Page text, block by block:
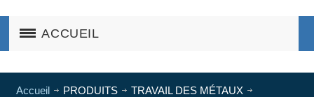
ACCUEIL
Accueil PRODUITS
TRAVAIL DES MÉTAUX